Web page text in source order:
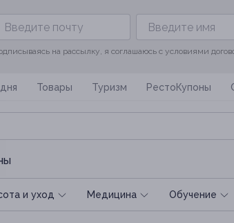
на рассылку, я соглашаюсь с условиями
Товары Туризм РестоКупоны
и уход Медицина Обучение